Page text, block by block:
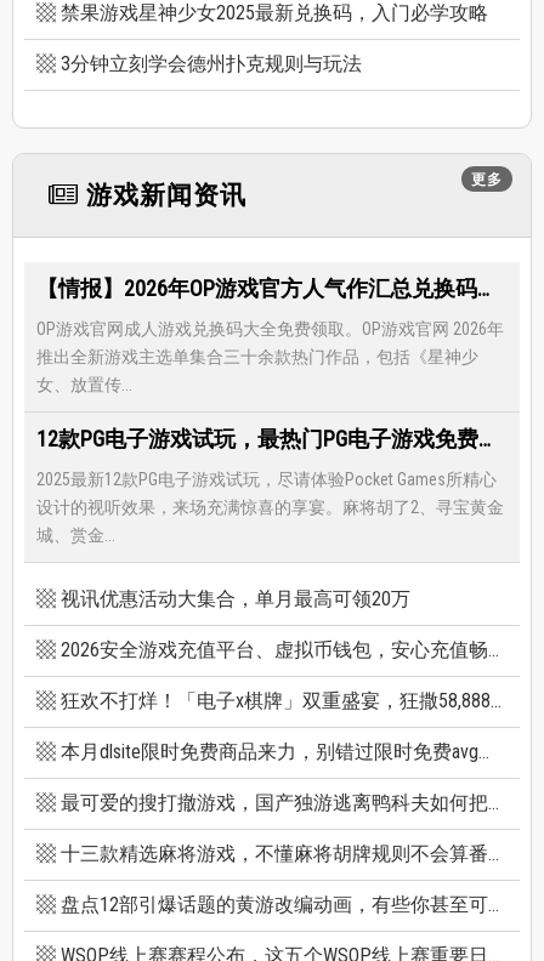
禁果游戏星神少女2025最新兑换码，入门必学攻略
3分钟立刻学会德州扑克规则与玩法
更多
游戏新闻资讯
【情报】2026年OP游戏官方人气作汇总兑换码大全，限时免费礼包领取-每月更新
OP游戏官网成人游戏兑换码大全免费领取。OP游戏官网 2026年
推出全新游戏主选单集合三十余款热门作品，包括《星神少
女、放置传...
12款PG电子游戏试玩，最热门PG电子游戏免费试玩，还有超多福利等著你
2025最新12款PG电子游戏试玩，尽请体验Pocket Games所精心
设计的视听效果，来场充满惊喜的享宴。麻将胡了2、寻宝黄金
城、赏金...
视讯优惠活动大集合，单月最高可领20万
2026安全游戏充值平台、虚拟币钱包，安心充值畅快游戏
狂欢不打烊！「电子x棋牌」双重盛宴，狂撒58,888巨额红利
本月dlsite限时免费商品来力，别错过限时免费avg成人游戏和免费插画集
最可爱的搜打撤游戏，国产独游逃离鸭科夫如何把搜打撤玩出新高度
十三款精选麻将游戏，不懂麻将胡牌规则不会算番也能玩
盘点12部引爆话题的黄游改编动画，有些你甚至可能不知道它原作是黄游
WSOP线上赛赛程公布，这五个WSOP线上赛重要日期千万别错过